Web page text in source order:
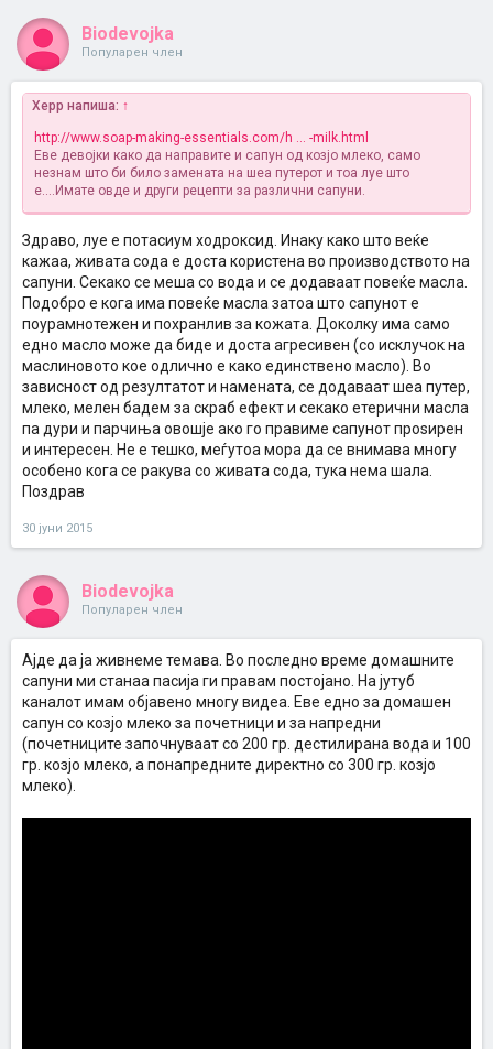
Biodevojka
Популарен член
Xepp напиша: ↑
http://www.soap-making-essentials.com/h ... -milk.html
Еве девојки како да направите и сапун од козјо млеко, само
незнам што би било замената на шеа путерот и тоа луе што
е....Имате овде и други рецепти за различни сапуни.
Здраво, луе е потасиум ходроксид. Инаку како што веќе
кажаа, живата сода е доста користена во производството на
сапуни. Секако се меша со вода и се додаваат повеќе масла.
Подобро е кога има повеќе масла затоа што сапунот е
поурамнотежен и похранлив за кожата. Доколку има само
едно масло може да биде и доста агресивен (со исклучок на
маслиновото кое одлично е како единствено масло). Во
зависност од резултатот и намената, се додаваат шеа путер,
млеко, мелен бадем за скраб ефект и секако етерични масла
па дури и парчиња овошје ако го правиме сапунот проѕирен
и интересен. Не е тешко, меѓутоа мора да се внимава многу
особено кога се ракува со живата сода, тука нема шала.
Поздрав
30 јуни 2015
Biodevojka
Популарен член
Ајде да ја живнеме темава. Во последно време домашните
сапуни ми станаа пасија ги правам постојано. На јутуб
каналот имам објавено многу видеа. Еве едно за домашен
сапун со козјо млеко за почетници и за напредни
(почетниците започнуваат со 200 гр. дестилирана вода и 100
гр. козјо млеко, а понапредните директно со 300 гр. козјо
млеко).